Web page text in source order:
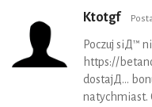
Ktotgf
Poczuj siД™
https://
dostajД…